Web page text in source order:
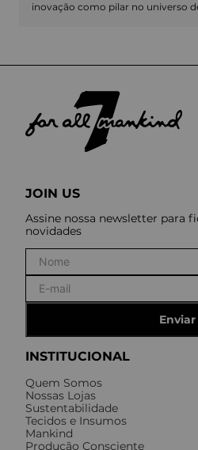
inovação como pilar no universo
INSTITUCIONAL
Quem Somos
Nossas Lojas
Sustentabilidade
Tecidos e Insumos
Mankind
Produção Consciente
JOIN US
Assine nossa newsletter para
novidades
Enviar